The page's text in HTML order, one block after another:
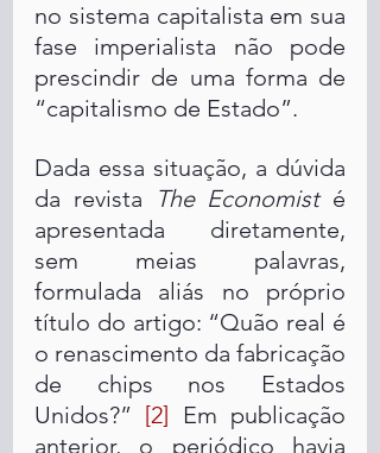
no sistema capitalista em sua
fase imperialista não pode
prescindir de uma forma de
“capitalismo de Estado”.
Dada essa situação, a dúvida
da revista
The Economist é
apresentada diretamente,
sem meias palavras,
formulada aliás no próprio
título do artigo: “Quão real é
o renascimento da fabricação
de chips nos Estados
Unidos?” [2] Em publicação
anterior, o periódico havia